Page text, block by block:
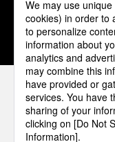
1 2
パナソニッ